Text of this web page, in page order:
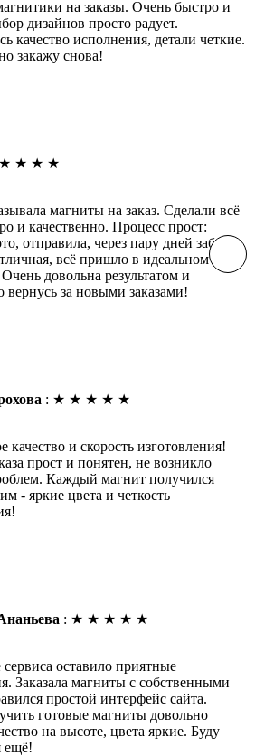
на заказы. Очень быстро и
дизайнов просто радует.
качество исполнения, детали четкие.
закажу снова!
★ ★ ★ ★
магниты на заказ. Сделали всё
и качественно. Процесс прост:
отправила, через пару дней забрала.
всё пришло в идеальном
довольна результатом и
вернусь за новыми заказами!
: ★ ★ ★ ★ ★
качество и скорость изготовления!
прост и понятен, не возникло
Каждый магнит получился
- яркие цвета и четкость
: ★ ★ ★ ★ ★
оставило приятные
Заказала магниты с собственными
простой интерфейс сайта.
готовые магниты довольно
на высоте, цвета яркие. Буду
ещё!